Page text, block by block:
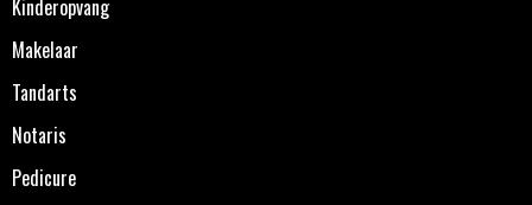
Kinderopvang
Makelaar
Tandarts
Notaris
Pedicure